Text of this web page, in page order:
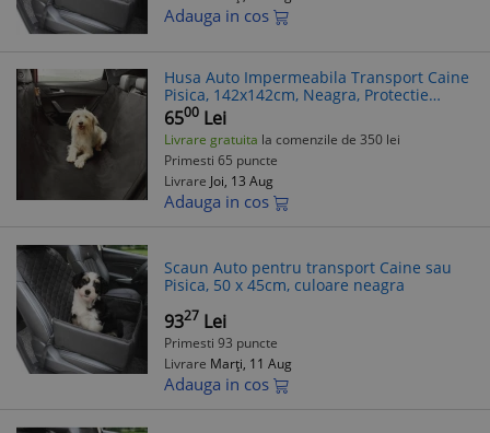
Adauga in cos
Husa Auto Impermeabila Transport Caine
Pisica, 142x142cm, Neagra, Protectie
Tapiterie, Universal
6500 Lei
Livrare gratuita la comenzile de 350 lei
Primesti 65 puncte
Livrare Joi, 13 Aug
Adauga in cos
Scaun Auto pentru transport Caine sau
Pisica, 50 x 45cm, culoare neagra
9327 Lei
Primesti 93 puncte
Livrare Marți, 11 Aug
Adauga in cos